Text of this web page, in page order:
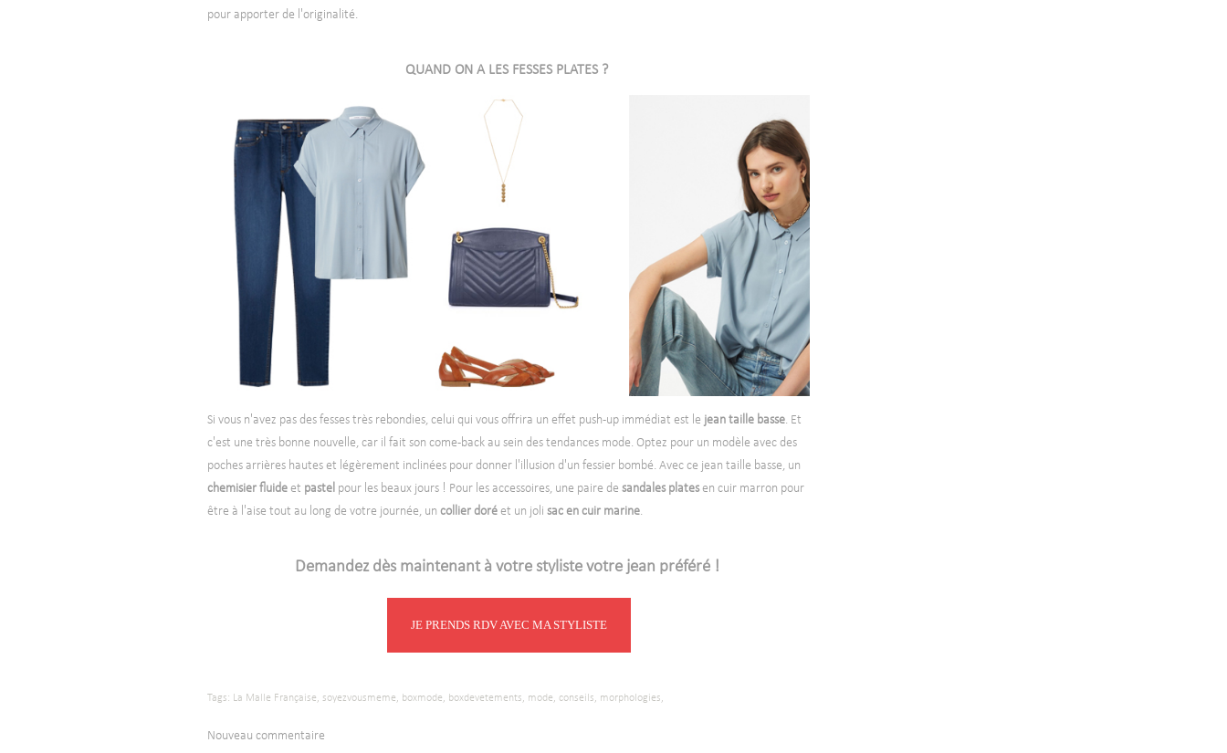
pour apporter de l'originalité.
QUAND ON A LES FESSES PLATES ?
Si vous n'avez pas des fesses très rebondies, celui qui vous offrira un effet push-up immédiat est le jean taille basse. Et
c'est une très bonne nouvelle, car il fait son come-back au sein des tendances mode. Optez pour un modèle avec des
poches arrières hautes et légèrement inclinées pour donner l'illusion d'un fessier bombé. Avec ce jean taille basse, un
chemisier fluide et pastel pour les beaux jours ! Pour les accessoires, une paire de sandales platesen cuir marron pour
être à l'aise tout au long de votre journée, un collier doré et un joli sac en cuir marine.
Demandez dès maintenant à votre styliste votre jean préféré !
JE PRENDS RDV AVEC MA STYLISTE
Tags: La Malle Française, soyezvousmeme, boxmode, boxdevetements, mode, conseils, morphologies,
Nouveau commentaire